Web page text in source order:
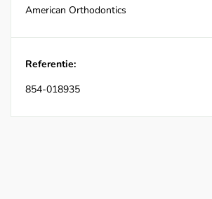
American Orthodontics
Referentie:
854-018935